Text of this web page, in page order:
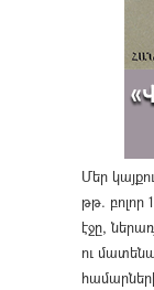
Մեր
թթ.
էջը,
ու